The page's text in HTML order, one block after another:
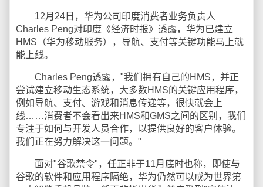
12月24日，华为公司印度消费者业务负责人
Charles Peng对印度《经济时报》透露，华为已建立
HMS（华为移动服务），导航、支付等关键功能马上就
能上线。
Charles Peng透露，"我们拥有自己的HMS，并正
尝试建立移动生态系统，大多数HMS的关键应用程序，
例如导航、支付、游戏和消息传递等，很快就会上
线……消费者不会看出来HMS和GMS之间的区别，我们
专注于如何与开发人员合作，以提供良好的客户体验。
我们正在努力解决这一问题。"
面对"谷歌禁令"，任正非于11月底时也称，即使与
谷歌的软件和应用程序隔绝，华为仍然可以成为世界第